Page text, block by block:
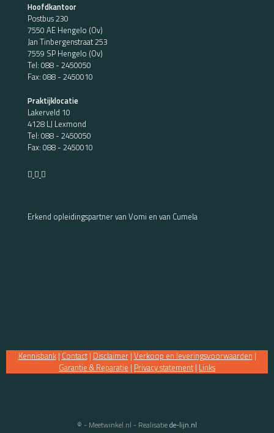
Hoofdkantoor
Postbus 230
7550 AE Hengelo (Ov)
Jan Tinbergenstraat 253
7559 SP Hengelo (Ov)
Tel: 088 - 2450050
Fax: 088 - 2450010
Praktijklocatie
Lakerveld 10
4128 LJ Lexmond
Tel: 088 - 2450050
Fax: 088 - 2450010
Erkend opleidingspartner van Vomi en van Cumela
Kennisbank| Contact| Disclaimer| Verkoop en leveringsvoorwaarden |
Garantie & Reparatie | Privacy statement | Links
© - Meetwinkel.nl - Realisatiede-lijn.nl